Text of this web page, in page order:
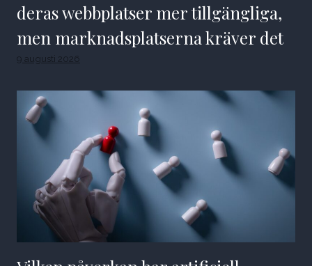
deras webbplatser mer tillgängliga,
men marknadsplatserna kräver det
9 augusti 2026